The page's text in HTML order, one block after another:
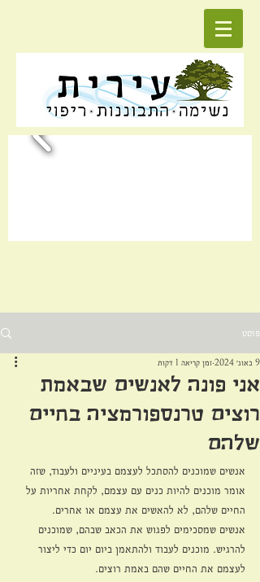
פוסט
אני פונה לאנשים שבאמת
רוצים טרנספורמציה בחיים
שלהם
9 באוג׳ 2024 זמן קריאה 1 דקות
אנשים שמוכנים להסתכל לעצמם בעיניים ולעבוד, שזה
אומר מוכנים להיות כנים עם עצמם, לקחת אחריות על
החיים שלהם, לא להאשים את עצמם או אחרים.
אנשים שמסכימים לפגוש את הכאב שבהם, שמוכנים
להרגיש. מוכנים לעבוד ולהתאמן ביום יום כדי ליצור
לעצמם את החיים שהם באמת רוצים.